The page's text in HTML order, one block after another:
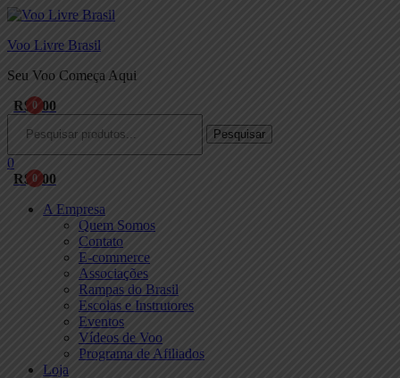
Voo Livre Brasil
Seu Voo Começa Aqui
0
R$ 0,00
Pesquisar
0
0
R$ 0,00
A Empresa
Quem Somos
Contato
E-commerce
Associações
Rampas do Brasil
Escolas e Instrutores
Eventos
Vídeos de Voo
Programa de Afiliados
Loja